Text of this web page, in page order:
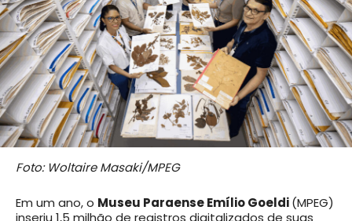
Foto: Woltaire Masaki/MPEG
Em um ano, o Museu Paraense Emílio Goeldi(MPEG)
inseriu 1,5 milhão de registros digitalizados de suas